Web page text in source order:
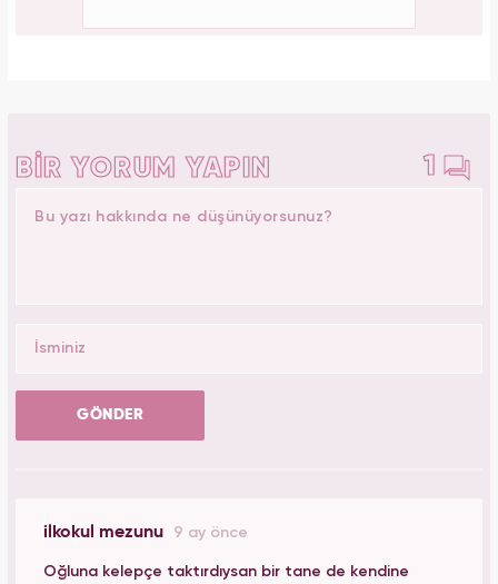
BİR YORUM YAPIN 1
GÖNDER
ilkokul mezunu 9 ay önce
Oğluna kelepçe taktırdıysan bir tane de kendine